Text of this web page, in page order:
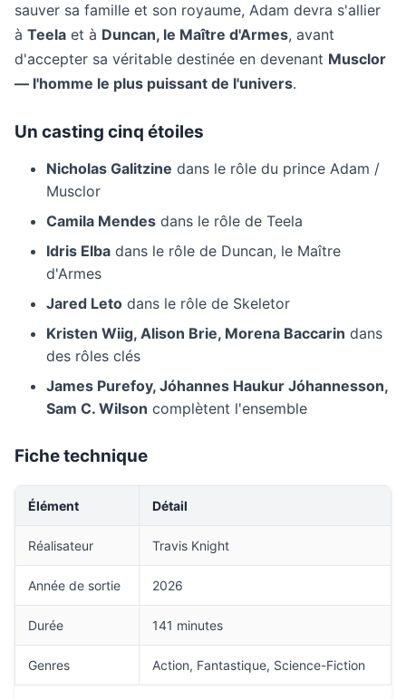
sauver sa famille et son royaume, Adam devra s'allier
à Teela et à Duncan, le Maître d'Armes, avant
d'accepter sa véritable destinée en devenant Musclor
— l'homme le plus puissant de l'univers.
Un casting cinq étoiles
Nicholas Galitzine dans le rôle du prince Adam /
Musclor
Camila Mendes dans le rôle de Teela
Idris Elba dans le rôle de Duncan, le Maître
d'Armes
Jared Leto dans le rôle de Skeletor
Kristen Wiig, Alison Brie, Morena Baccarin dans
des rôles clés
James Purefoy, Jóhannes Haukur Jóhannesson,
Sam C. Wilson complètent l'ensemble
Fiche technique
Élément Détail
Réalisateur Travis Knight
Année de sortie 2026
Durée 141 minutes
Genres Action, Fantastique, Science-Fiction